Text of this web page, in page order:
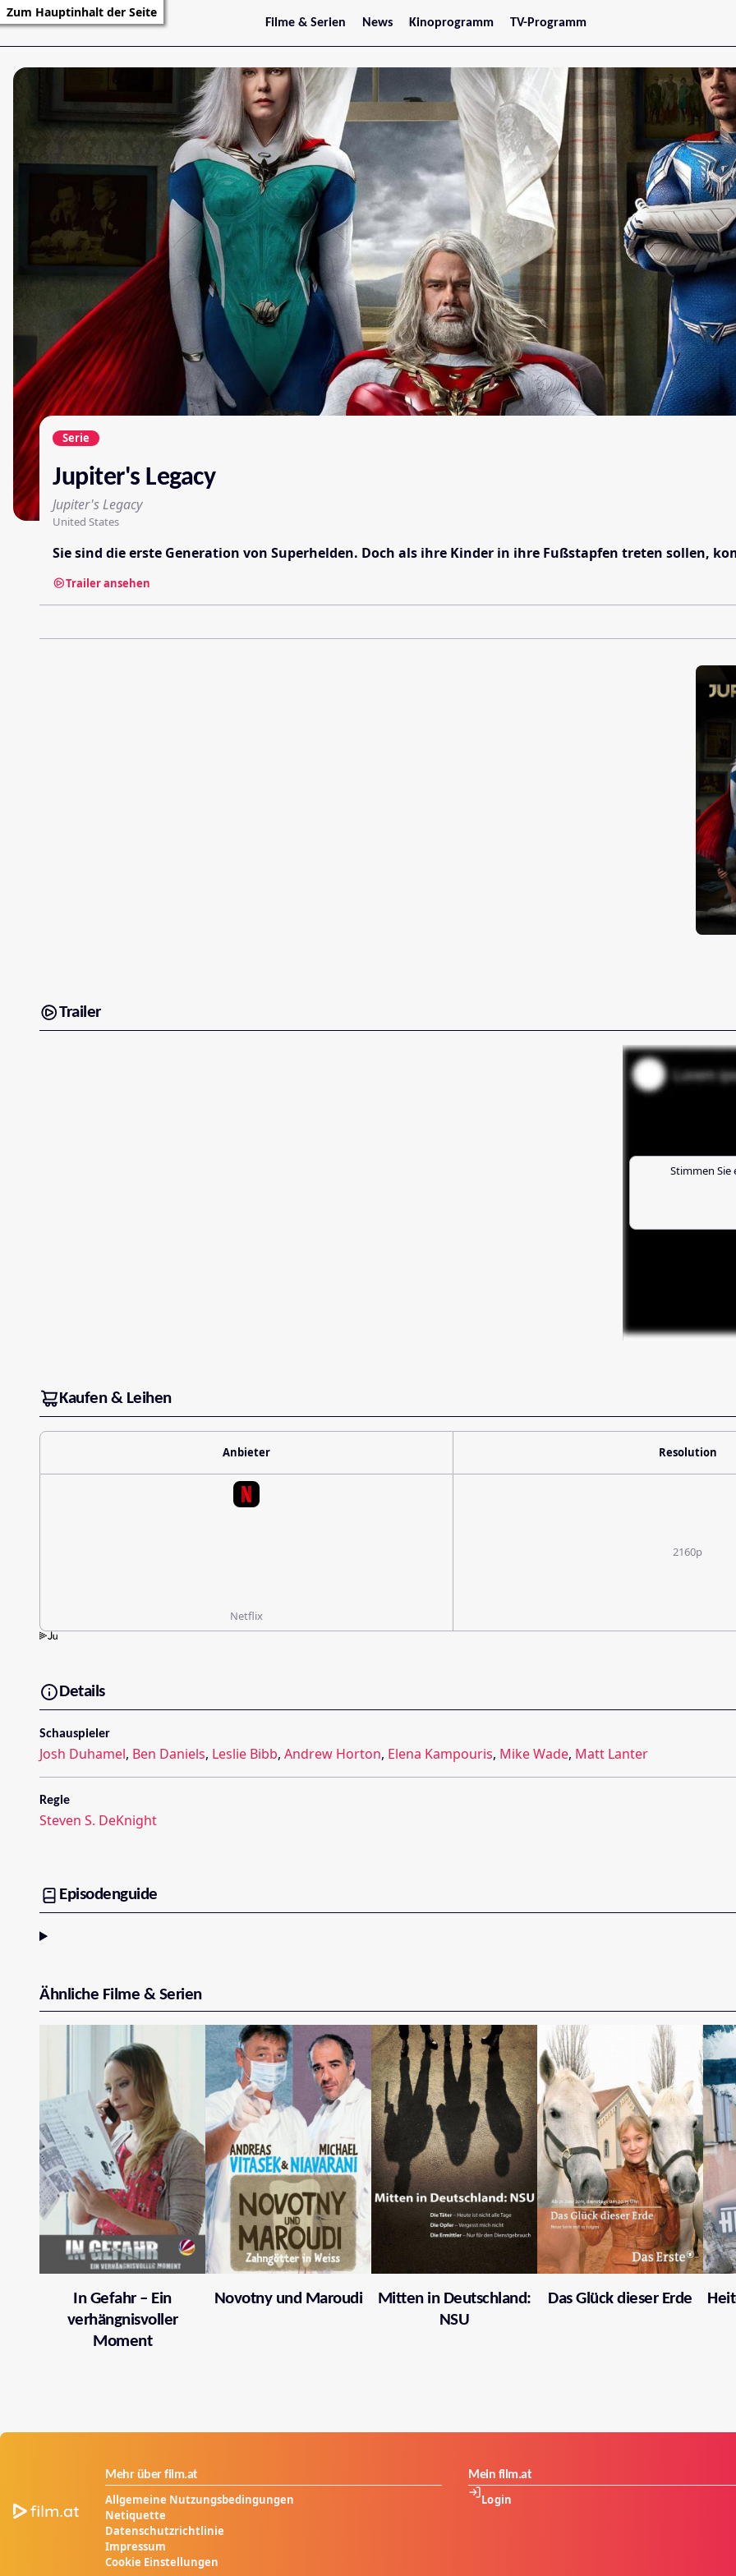
Zum Hauptinhalt der Seite
Filme & Serien
Trailer
Filmarchiv
Serienarchiv
News
Stars
Kinoprogramm
Jetzt im Kino
Niederösterreich
Oberösterreich
Steiermark
Burgenland
Salzburg
Tirol
Vorarlberg
TV-Programm
Serie
Jupiter's Legacy
Jupiter's Legacy
United States
Sie sind die erste Generation von Superhelden. Doch als ihre Kinder in ihre Fußstapfen treten sollen,
Trailer ansehen
Trailer
Stimmen
Kaufen & Leihen
Anbieter Resolution
Netflix
2160p
Details
Schauspieler
Josh Duhamel, Ben Daniels, Leslie Bibb, Andrew Horton, Elena Kampouris, Mike Wade, Matt Lanter
Regie
Steven S. DeKnight
Episodenguide
Ähnliche Filme & Serien
In Gefahr – Ein
verhängnisvoller
Moment
Novotny und Maroudi
Mitten in Deutschland:
NSU
Das Glück dieser Erde
Mehr über film.at
Allgemeine Nutzungsbedingungen
Netiquette
Datenschutzrichtlinie
Impressum
Cookie Einstellungen
Mein film.at
Login